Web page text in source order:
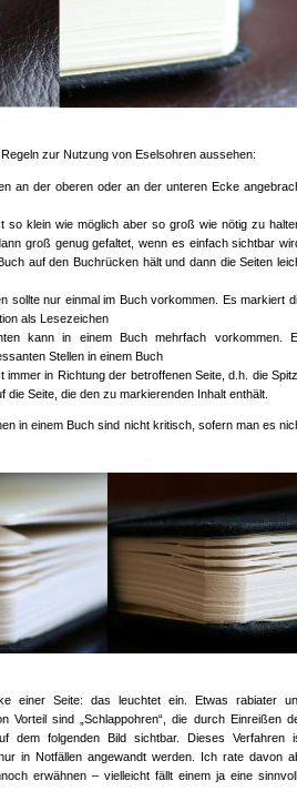
zur Nutzung von Eselsohren aussehen:
an der oberen oder an der unteren Ecke
so klein wie möglich aber so groß wie nötig zu
groß genug gefaltet, wenn es einfach sichtbar
auf den Buchrücken hält und dann die Seiten
sollte nur einmal im Buch vorkommen. Es markiert
als Lesezeichen
kann in einem Buch mehrfach vorkommen.
Stellen in einem Buch
immer in Richtung der betroffenen Seite, d.h. die
die Seite, die den zu markierenden Inhalt enthält.
in einem Buch sind nicht kritisch, sofern man es
einer Seite: das leuchtet ein. Etwas rabiater
Vorteil sind „Schlappohren“, die durch Einreißen
dem folgenden Bild sichtbar. Dieses Verfahren
in Notfällen angewandt werden. Ich rate davon
erwähnen – vielleicht fällt einem ja eine